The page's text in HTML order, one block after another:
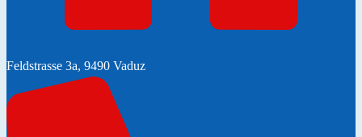
Feldstrasse 3a, 9490 Vaduz